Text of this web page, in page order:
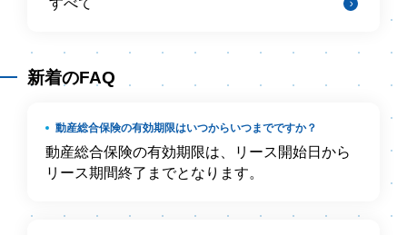
すべて
新着のFAQ
動産総合保険の有効期限はいつからいつまでですか？
動産総合保険の有効期限は、リース開始日から
リース期間終了までとなります。